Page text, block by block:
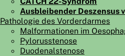
Ausbleibender Deszensus
Pathologie des Vorderdarmes
Malformationen im
Pylorusstenose
Duodenalstenose